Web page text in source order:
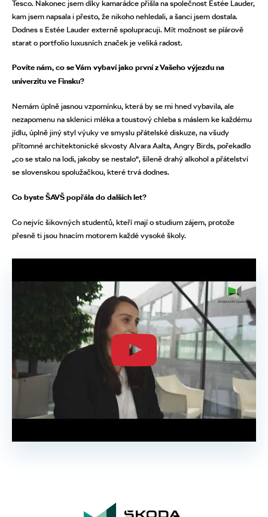
Tesco. Nakonec jsem díky kamarádce přišla na společnost Estée Lauder,
kam jsem napsala i přesto, že nikoho nehledali, a šanci jsem dostala.
Dodnes s Estée Lauder externě spolupracuji. Mít možnost se píárově
starat o portfolio luxusních značek je veliká radost.
Povíte nám, co se Vám vybaví jako první z Vašeho výjezdu na
univerzitu ve Finsku?
Nemám úplně jasnou vzpomínku, která by se mi hned vybavila, ale
nezapomenu na sklenici mléka a toustový chleba s máslem ke každému
jídlu, úplně jiný styl výuky ve smyslu přátelské diskuze, na všudy
přítomné architektonické skvosty Alvara Aalta, Angry Birds, pořekadlo
„co se stalo na lodi, jakoby se nestalo“, šíleně drahý alkohol a přátelství
se slovenskou spolužačkou, které trvá dodnes.
Co byste ŠAVŠ popřála do dalších let?
Co nejvíc šikovných studentů, kteří mají o studium zájem, protože
přesně ti jsou hnacím motorem každé vysoké školy.